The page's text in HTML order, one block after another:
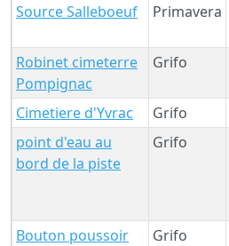
Source Salleboeuf
Primavera
Robinet cimeterre
Pompignac
Grifo
Cimetiere d'Yvrac Grifo
point d'eau au
bord de la piste
Grifo
Bouton poussoir Grifo